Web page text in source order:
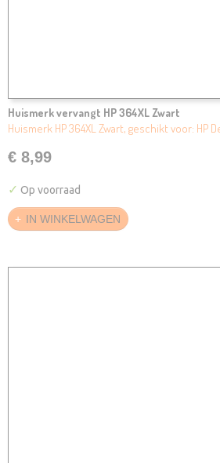
Huismerk vervangt HP 364XL Zwart
Huismerk HP 364XL Zwart, geschikt voor: HP
€ 8,99
✓ Op voorraad
IN WINKELWAGEN